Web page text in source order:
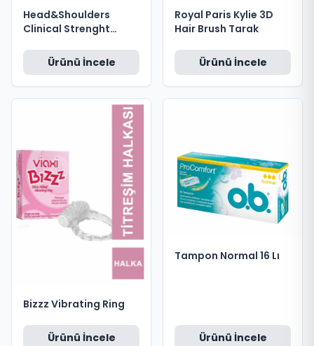
Head&Shoulders
Clinical Strenght
Yağ Dengeleyici
Şampuan 400ml
Ürünü İncele
Royal Paris Kylie 3D
Hair Brush Tarak
Ürünü İncele
Bizzz Vibrating Ring
Ürünü İncele
Tampon Normal 16 Lı
Ürünü İncele